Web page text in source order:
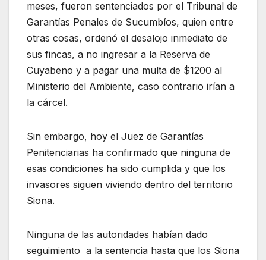
meses, fueron sentenciados por el Tribunal de
Garantías Penales de Sucumbíos, quien entre
otras cosas, ordenó el desalojo inmediato de
sus fincas, a no ingresar a la Reserva de
Cuyabeno y a pagar una multa de $1200 al
Ministerio del Ambiente, caso contrario irían a
la cárcel.
Sin embargo, hoy el Juez de Garantías
Penitenciarias ha confirmado que ninguna de
esas condiciones ha sido cumplida y que los
invasores siguen viviendo dentro del territorio
Siona.
Ninguna de las autoridades habían dado
seguimiento a la sentencia hasta que los Siona